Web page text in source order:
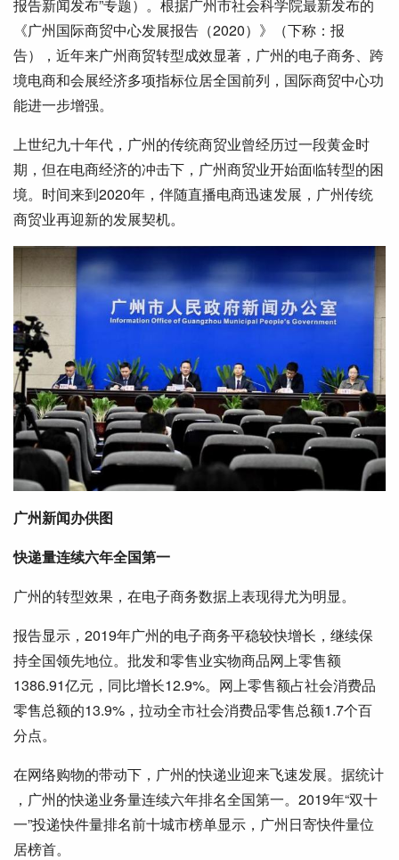
报告新闻发布”专题）。根据广州市社会科学院最新发布的
《广州国际商贸中心发展报告（2020）》（下称：报
告），近年来广州商贸转型成效显著，广州的电子商务、跨
境电商和会展经济多项指标位居全国前列，国际商贸中心功
能进一步增强。
上世纪九十年代，广州的传统商贸业曾经历过一段黄金时
期，但在电商经济的冲击下，广州商贸业开始面临转型的困
境。时间来到2020年，伴随直播电商迅速发展，广州传统
商贸业再迎新的发展契机。
广州新闻办供图
快递量连续六年全国第一
广州的转型效果，在电子商务数据上表现得尤为明显。
报告显示，2019年广州的电子商务平稳较快增长，继续保
持全国领先地位。批发和零售业实物商品网上零售额
1386.91亿元，同比增长12.9%。网上零售额占社会消费品
零售总额的13.9%，拉动全市社会消费品零售总额1.7个百
分点。
在网络购物的带动下，广州的快递业迎来飞速发展。据统计
，广州的快递业务量连续六年排名全国第一。2019年“双十
一”投递快件量排名前十城市榜单显示，广州日寄快件量位
居榜首。